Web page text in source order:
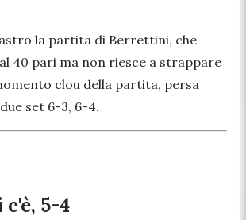
la partita di Berrettini, che
40 pari ma non riesce a strappare
clou della partita, persa
set 6-3, 6-4.
5-4